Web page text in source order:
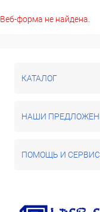
Веб-форма не найдена.
КАТАЛОГ
НАШИ
ПОМОЩЬ И